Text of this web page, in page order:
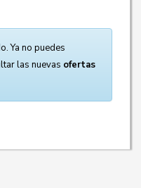
Ya no puedes
las nuevas ofertas